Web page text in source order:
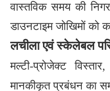
वास्तविक समय की
डाउनटाइम जोखिमों को
लचीला एवं स्केलेबल
मल्टी-प्रोजेक्ट
मानकीकृत प्रबंधन का